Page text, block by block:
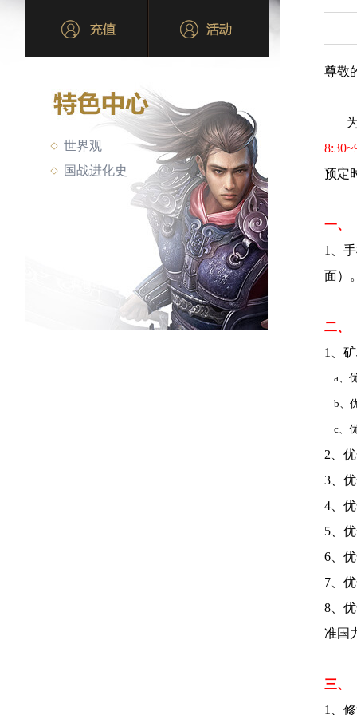
世界观
国战进化史
尊敬
为
预定
一、
1、
面）
二、
1、
a、
b、
c、
2、
3、
4、
5、
6、
7、
8、
准国
三、
1、